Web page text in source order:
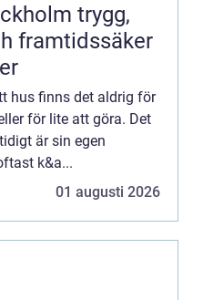
trygg,
framtidssäker
hus finns det aldrig för
för lite att göra. Det
är sin egen
k&a...
01 augusti 2026